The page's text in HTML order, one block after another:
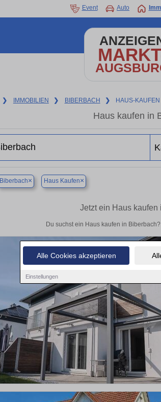
Alle Cookies akzeptieren
Einstellungen
Event Auto
❯ IMMOBILIEN ❯ BIBERBACH ❯ HAUS-KAUFEN
Haus kaufen in
Biberbach× Haus Kaufen×
Jetzt ein Haus
Du suchst ein Haus kaufen in